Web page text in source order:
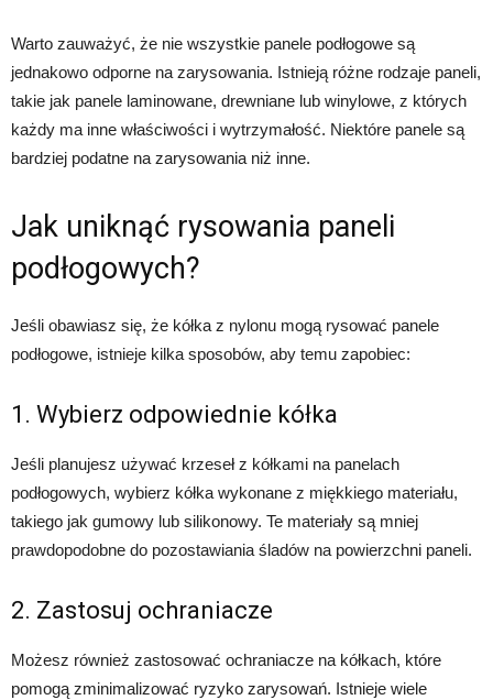
Warto zauważyć, że nie wszystkie panele podłogowe są
jednakowo odporne na zarysowania. Istnieją różne rodzaje paneli,
takie jak panele laminowane, drewniane lub winylowe, z których
każdy ma inne właściwości i wytrzymałość. Niektóre panele są
bardziej podatne na zarysowania niż inne.
Jak uniknąć rysowania paneli
podłogowych?
Jeśli obawiasz się, że kółka z nylonu mogą rysować panele
podłogowe, istnieje kilka sposobów, aby temu zapobiec:
1. Wybierz odpowiednie kółka
Jeśli planujesz używać krzeseł z kółkami na panelach
podłogowych, wybierz kółka wykonane z miękkiego materiału,
takiego jak gumowy lub silikonowy. Te materiały są mniej
prawdopodobne do pozostawiania śladów na powierzchni paneli.
2. Zastosuj ochraniacze
Możesz również zastosować ochraniacze na kółkach, które
pomogą zminimalizować ryzyko zarysowań. Istnieje wiele